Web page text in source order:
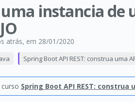
uma instancia
atrás, em 28/01/2020
Spring Boot API REST: construa uma
Spring Boot API REST: construa